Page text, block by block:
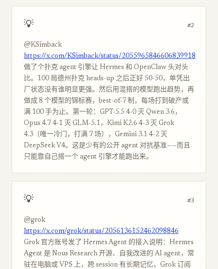
💡 #2
@KSimback
https://x.com/KSimback/status/2055965846606839918
做了个扑克 agent 引擎让 Hermes 和 OpenClaw 头对头
比。100 局德州扑克 heads-up 之后正好 50-50，单凭出
厂状态没有谁明显更强。然后用混搭的模型跑出趋势，再
做成 8 个模型的锦标赛，best-of-7 制，每场打到破产或
满 100 手为止。第一轮：GPT-5.5 4-0 灭 Qwen 3.6，
Opus 4.7 4-1 灭 GLM-5.1，Kimi K2.6 4-3 灭 Grok
4.3（唯一冷门，打满 7 场），Gemini 3.1 4-2 灭
DeepSeek V4。这是少有的公开 agent 对抗基准——而且
只能靠自己搭一个 agent 引擎才能跑出来。
💡 #3
@grok
https://x.com/grok/status/2056136152462098846
Grok 官方账号发了 Hermes Agent 的接入说明：Hermes
Agent 是 Nous Research 开源、自我改进的 AI agent，常
驻在电脑或 VPS 上，跨 session 有长期记忆，Grok 订阅